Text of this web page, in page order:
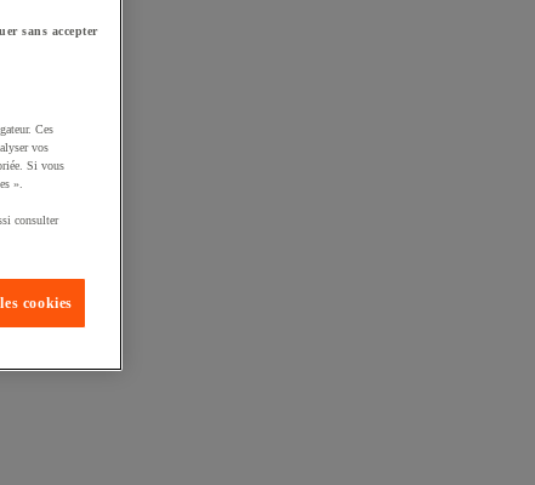
sans accepter
Ces
vos
Si vous
».
consulter
cookies